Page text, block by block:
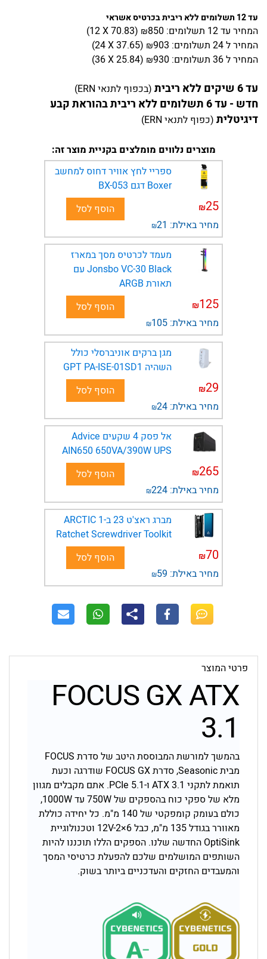
עד 12 תשלומים ללא ריבית בכרטיס אשראי
המחיר עד 12 תשלומים: ₪850
(12 X70.83)
המחירל 24 תשלומים: ₪903
(24 X37.65)
המחירל 36 תשלומים: ₪930
(36 X25.84)
עד 6 שיקים ללא ריבית (בכפוף לתנאי ERN)
חדש - עד 6 תשלומים ללא ריבית בהוראת קבע
דיגיטלית (כפוף לתנאי ERN)
מוצרים נלווים מומלצים בקניית מוצר זה:
ספריי לחץ אוויר דחוס למחשב
Boxer דגם BX-053
25
₪
מחיר באילת: 21
₪
הוסף לסל
מעמד לכרטיס מסך במארז
Jonsbo VC-30 Black עם
תאורת ARGB
125
₪
מחיר באילת: 105
₪
הוסף לסל
מגן ברקים אוניברסלי כולל
השהיה GPT PA-ISE-01SD1
29
₪
מחיר באילת: 24
₪
הוסף לסל
אל פסק 4 שקעים Advice
AIN650 650VA/390W UPS
265
₪
מחיר באילת: 224
₪
הוסף לסל
מברג ראצ'ט 23 ב-1 ARCTIC
Ratchet Screwdriver Toolkit
70
₪
מחיר באילת: 59
₪
הוסף לסל
פרטי המוצר
FOCUS GX ATX
3.1
בהמשך למורשת המבוססת היטב של סדרת FOCUS
מבית Seasonic, סדרת FOCUS GX שודרגה וכעת
תואמת לתקני ATX 3.1 ו-PCIe 5.1. אתם מקבלים מגוון
מלא של ספקי כוח בהספקים של 750W עד 1000W,
כולם בעומק קומפקטי של 140 מ"מ. כל יחידה כוללת
מאוורר בגודל 135 מ"מ, כבל 12V-2×6 וטכנולוגיית
OptiSink החדשה שלנו. הספקים הללו תוכננו להיות
השותפים המושלמים שלכם להפעלת כרטיסי המסך
והמעבדים החזקים והעדכניים ביותר בשוק.